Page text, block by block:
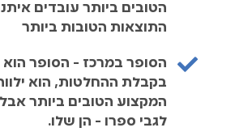
הטובים ביותר עובדים
התוצאות הטובות ביותר
הסופר במרכז - הסופר הוא
בקבלת ההחלטות, הוא
המקצוע הטובים ביותר
לגבי ספרו - הן שלו.